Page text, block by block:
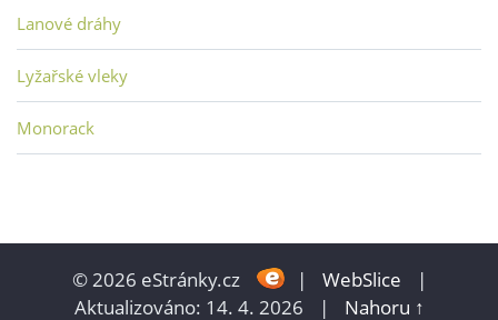
Lanové dráhy
Lyžařské vleky
Monorack
© 2026 eStránky.cz | WebSlice
|
Aktualizováno: 14. 4. 2026
| Nahoru ↑